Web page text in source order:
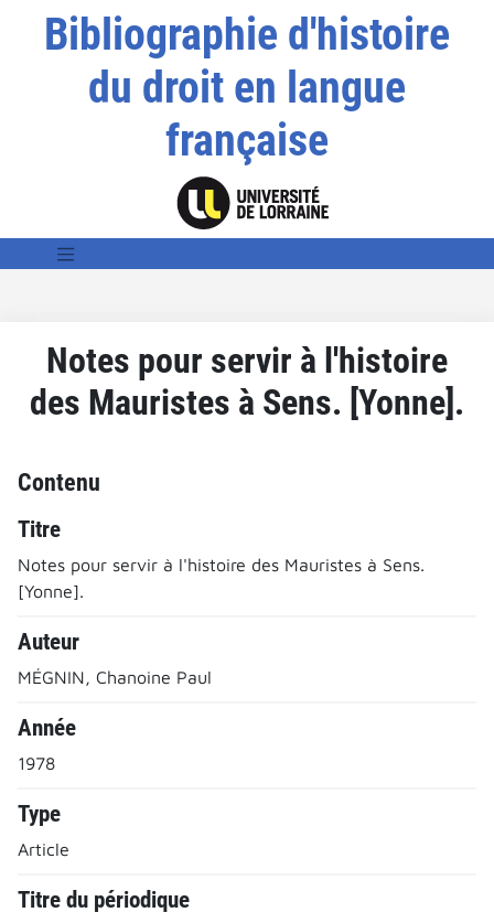
Bibliographie d'histoire
du droit en langue
française
Notes pour servir à l'histoire
des Mauristes à Sens. [Yonne].
Contenu
Titre
Notes pour servir à l'histoire des Mauristes à Sens.
[Yonne].
Auteur
MÉGNIN, Chanoine Paul
Année
1978
Type
Article
Titre du périodique